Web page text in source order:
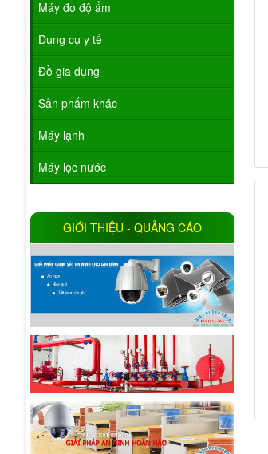
Máy đo độ ẩm
Dụng cụ y tế
Đồ gia dụng
Sản phẩm khác
Máy lạnh
Máy lọc nước
GIỚI THIỆU - QUẢNG CÁO